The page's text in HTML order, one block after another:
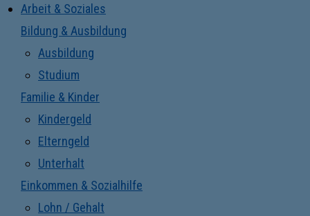
Arbeit & Soziales
Bildung & Ausbildung
Ausbildung
Studium
Familie & Kinder
Kindergeld
Elterngeld
Unterhalt
Einkommen & Sozialhilfe
Lohn / Gehalt